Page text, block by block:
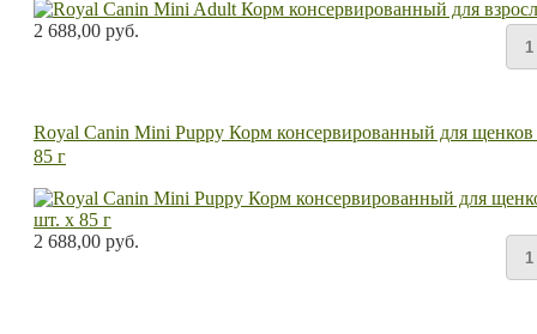
2 688,00 руб.
Royal Canin Mini Puppy Корм консервированный для щенков
85 г
2 688,00 руб.